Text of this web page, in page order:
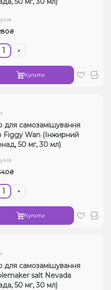
+
Купити
для самозамішування
Figgy Wan (Інжирний
50 мг, 30 мл)
+
Купити
для самозамішування
salt Nevada
50 мг, 30 мл)